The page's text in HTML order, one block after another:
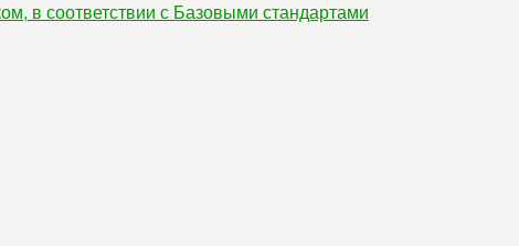
в соответствии с Базовыми стандартами